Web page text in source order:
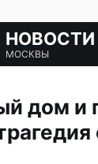
НОВОСТИ
МОСКВЫ
дом и